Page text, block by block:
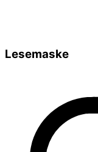
Lesemaske